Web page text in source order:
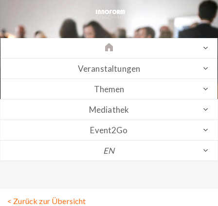
Veranstaltungen
Themen
Mediathek
Event2Go
EN
< Zurück zur Übersicht